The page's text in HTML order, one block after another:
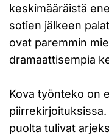
keskimääräistä
sotien jälkeen
ovat paremmin
dramaattisempia
Kova työnteko on
puolta tulivat